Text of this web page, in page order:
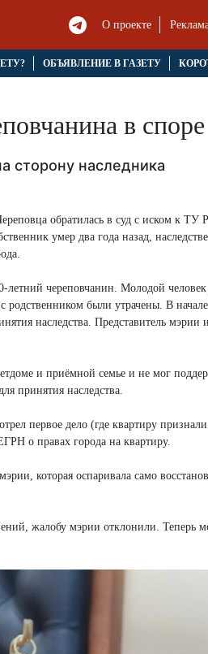
О проекте
ОБЪЯВЛЕНИЕ В ГАЗЕТУ
в
сторону наследника
обратилась в суд с иском к ТУ
умер два года назад,
череповчанин. Молодой человек
были утрачены. В
наследства. Представитель мэрии
и приёмной семье и не мог
принятия наследства.
первое дело (где квартиру
о правах города на квартиру.
которая оспаривала само
жалобу мэрии отклонили. Теперь